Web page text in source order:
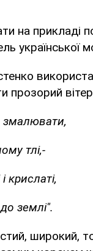
на прикладі
української
прозорий
змалювати,
тлі,-
крислаті,
землі".
широкий,